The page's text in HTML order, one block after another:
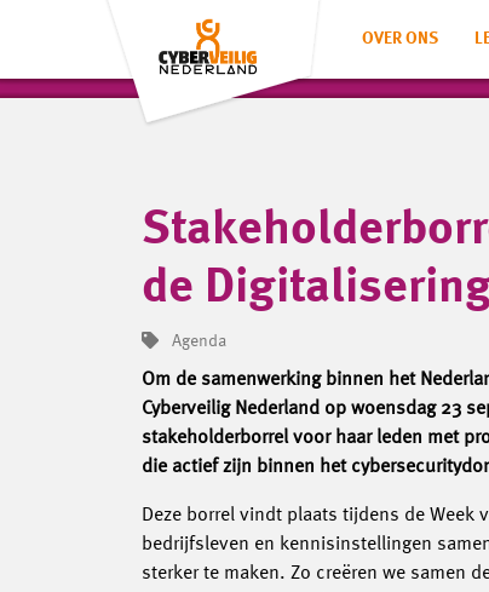
OVER ONS
de
Agenda
Om de samenwerking binnen het
Cyberveilig Nederland op woensdag 23
stakeholderborrel voor haar leden met
die actief zijn binnen het
Deze borrel vindt plaats tijdens de Week
bedrijfsleven en kennisinstellingen
sterker te maken. Zo creëren we samen